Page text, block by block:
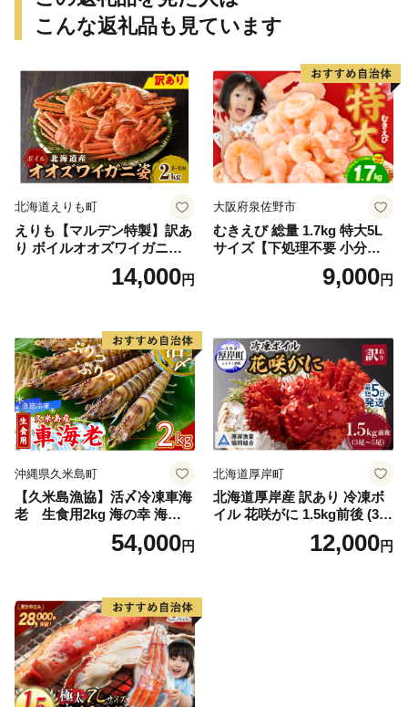
こんな返礼品も見ています
北海道えりも町
えりも【マルデン特製】訳あ
り ボイルオオズワイガニ姿2
kg《1kg(４尾～５尾)×2》【e
r002-051-a】 / ふるさと納税
イル済み 冷凍 カニ 蟹 かに
カニ味噌 甲羅 お得 格安 小ぶ
り 解凍 カニ鍋 甲羅焼き 海鮮
返礼品 特産品 新鮮 濃厚 旨み
簡単調理 家庭用 ギフト グル
メ
14,000円
大阪府泉佐野市
むきえび 総量 1.7kg 特大5L
サイズ【下処理不要 小分け 8
50g×2P 訳あり サイズ不揃い
バナメイエビ バラ凍結】
9,000円
沖縄県久米島町
【久米島漁協】活〆冷凍車海
老 生食用2kg 海の幸 海鮮
車えび クルマエビ 高級食材
生食 刺身 鮮度抜群 プリプリ
り物 お歳暮 お中元
54,000円
北海道厚岸町
北海道厚岸産 訳あり 冷凍ボ
イル 花咲がに 1.5kg前後 (3尾
～5尾入) 蟹 花咲ガニ 魚介類
魚介 [№5863-1090]12,000円